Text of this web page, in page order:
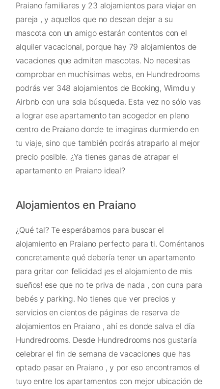
Praiano familiares y 23 alojamientos para viajar en
pareja , y aquellos que no desean dejar a su
mascota con un amigo estarán contentos con el
alquiler vacacional, porque hay 79 alojamientos de
vacaciones que admiten mascotas. No necesitas
comprobar en muchísimas webs, en Hundredrooms
podrás ver 348 alojamientos de Booking, Wimdu y
Airbnb con una sola búsqueda. Esta vez no sólo vas
a lograr ese apartamento tan acogedor en pleno
centro de Praiano donde te imaginas durmiendo en
tu viaje, sino que también podrás atraparlo al mejor
precio posible. ¿Ya tienes ganas de atrapar el
apartamento en Praiano ideal?
Alojamientos en Praiano
¿Qué tal? Te esperábamos para buscar el
alojamiento en Praiano perfecto para ti. Coméntanos
concretamente qué debería tener un apartamento
para gritar con felicidad ¡es el alojamiento de mis
sueños! ese que no te priva de nada , con cuna para
bebés y parking. No tienes que ver precios y
servicios en cientos de páginas de reserva de
alojamientos en Praiano , ahí es donde salva el día
Hundredrooms. Desde Hundredrooms nos gustaría
celebrar el fin de semana de vacaciones que has
optado pasar en Praiano , y por eso encontramos el
tuyo entre los apartamentos con mejor ubicación de